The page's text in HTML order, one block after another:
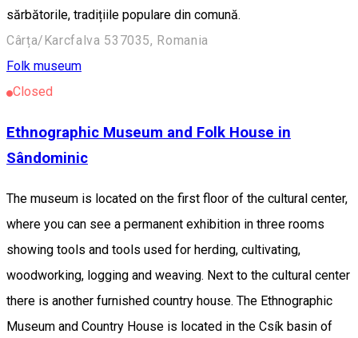
sărbătorile, tradițiile populare din comună.
Cârța/Karcfalva 537035, Romania
Folk museum
Closed
Ethnographic Museum and Folk House in
Sândominic
The museum is located on the first floor of the cultural center,
where you can see a permanent exhibition in three rooms
showing tools and tools used for herding, cultivating,
woodworking, logging and weaving. Next to the cultural center
there is another furnished country house. The Ethnographic
Museum and Country House is located in the Csík basin of